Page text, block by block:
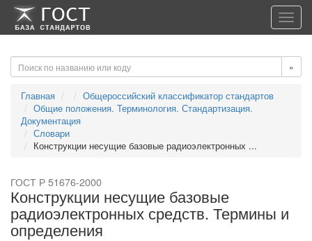
-->-->
»
Главная
Общероссийский классификатор стандартов
Общие положения. Терминология. Стандартизация.
Документация
Словари
Конструкции несущие базовые радиоэлектронных ...
ГОСТ Р 51676-2000
Конструкции несущие базовые
радиоэлектронных средств. Термины и
определения